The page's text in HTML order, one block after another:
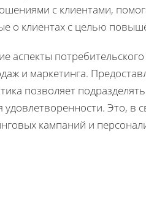
с клиентами,
о клиентах с целью
аспекты
и маркетинга.
позволяет
Это, в
кампаний и